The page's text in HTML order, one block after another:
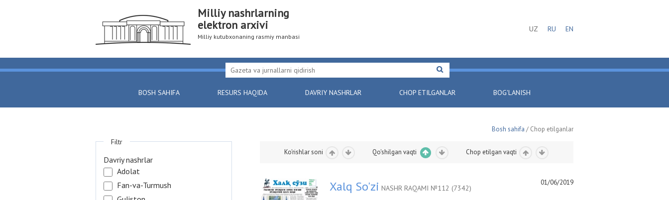
Milliy nashrlarning
elektron arxivi
Milliy kutubxonaning rasmiy manbasi
UZ RU EN
BOSH SAHIFA RESURS HAQIDA DAVRIY NASHRLAR CHOP ETILGANLAR BOG'LANISH
Bosh sahifa / Chop etilganlar
Ko'rishlar soni Qo'shilgan vaqti Chop etilgan vaqti
01/06/2019
Xalq So'zi NASHR RAQAMI №112 (7342)
Filtr
Davriy nashrlar
Adolat
Fan-va-Turmush